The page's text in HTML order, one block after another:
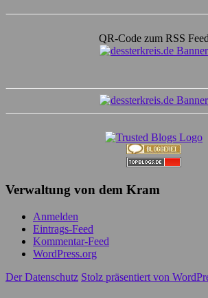
QR-Code zum RSS Feed
Verwaltung von dem Kram
Anmelden
Eintrags-Feed
Kommentar-Feed
WordPress.org
Der Datenschutz Stolz präsentiert von